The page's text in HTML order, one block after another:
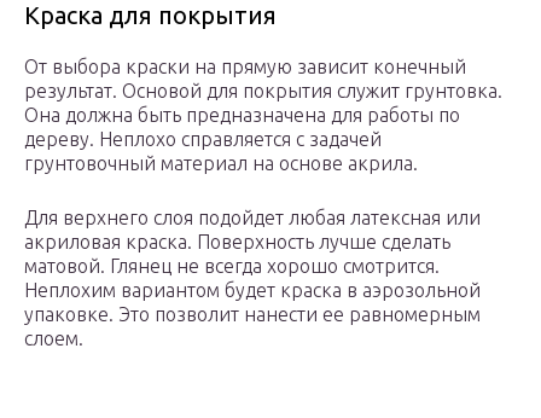
Краска для покрытия
От выбора краски на прямую зависит конечный
результат. Основой для покрытия служит грунтовка.
Она должна быть предназначена для работы по
дереву. Неплохо справляется с задачей
грунтовочный материал на основе акрила.
Для верхнего слоя подойдет любая латексная или
акриловая краска. Поверхность лучше сделать
матовой. Глянец не всегда хорошо смотрится.
Неплохим вариантом будет краска в аэрозольной
упаковке. Это позволит нанести ее равномерным
слоем.